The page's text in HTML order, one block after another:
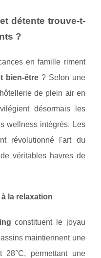
détente trouve-t-
?
en famille riment
bien-être ? Selon une
de plein air en
désormais les
wellness intégrés. Les
révolutionné l'art du
véritables havres de
la relaxation
constituent le joyau
maintiennent une
permettant une